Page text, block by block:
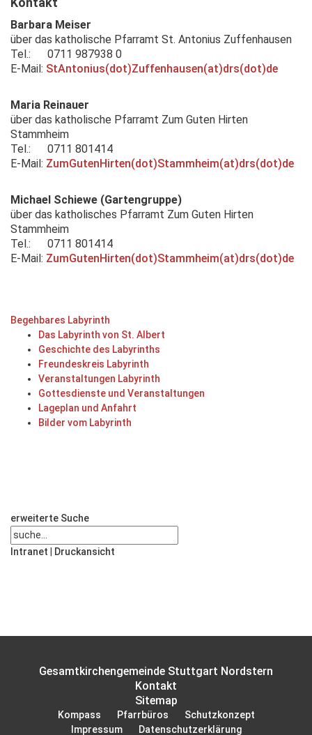
Barbara Meiser
über das katholische Pfarramt St. Antonius Zuffenhausen
Tel.: 0711 987938 0
E-Mail: StAntonius(dot)Zuffenhausen(at)drs(dot)de
Maria Reinauer
über das katholische Pfarramt Zum Guten Hirten
Stammheim
Tel.: 0711 801414
E-Mail: ZumGutenHirten(dot)Stammheim(at)drs(dot)de
Michael Schiewe (Gartengruppe)
über das katholisches Pfarramt Zum Guten Hirten
Stammheim
Tel.: 0711 801414
E-Mail: ZumGutenHirten(dot)Stammheim(at)drs(dot)de
Begehbares Labyrinth
Das Labyrinth von St. Albert
Geschichte des Labyrinths
Freundeskreis Labyrinth
Veranstaltungen Labyrinth
Gottesdienste und Veranstaltungen
Lageplan und Anfahrt
Bilder vom Labyrinth
erweiterte Suche
Intranet Druckansicht
Gesamtkirchengemeinde Stuttgart Nordstern
Kontakt
Sitemap
Kompass Pfarrbüros
Schutzkonzept
Impressum
Datenschutzerklärung